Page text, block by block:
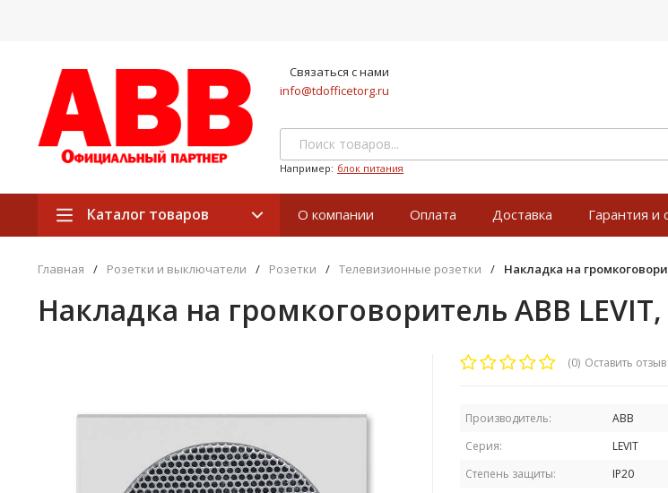
Связаться с нами
info@tdofficetorg.ru
Например: блок питания
Каталог товаров О компании Оплата Доставка Гарантия и
Главная / Розетки и выключатели / Розетки / Телевизионные розетки / Накладка на
Накладка на громкоговоритель ABB
(0) Оставить отзыв
Производитель:
ABB
Серия:
LEVIT
Степень защиты:
IP20